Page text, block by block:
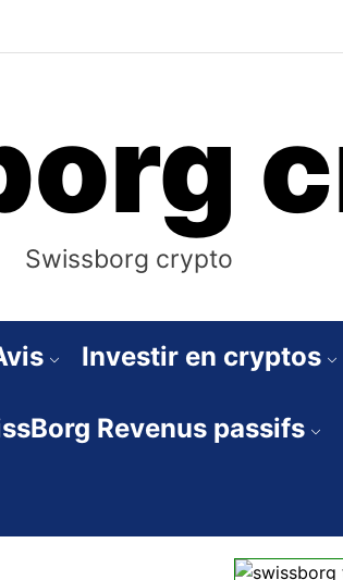
Swissborg crypto
Investir en cryptos
Revenus passifs